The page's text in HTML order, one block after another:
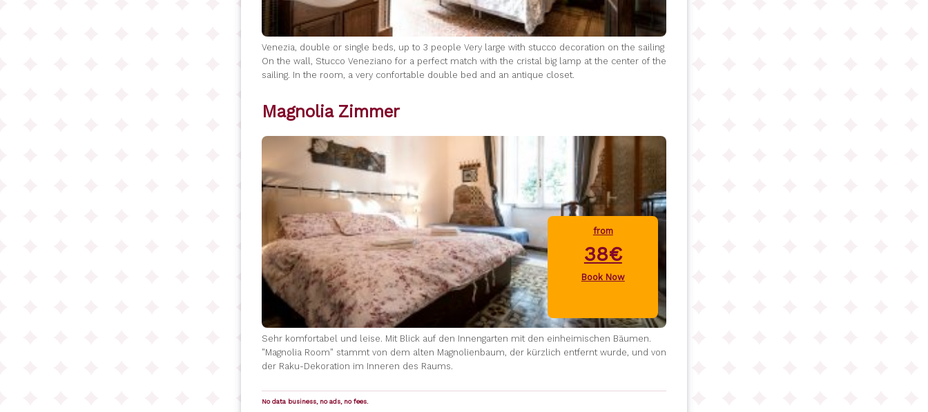
Venezia, double or single beds, up to 3 people Very large with stucco decoration on the sailing
On the wall, Stucco Veneziano for a perfect match with the cristal big lamp at the center of the
sailing. In the room, a very confortable double bed and an antique closet.
Magnolia Zimmer
from
38€
Book Now
Sehr komfortabel und leise. Mit Blick auf den Innengarten mit den einheimischen Bäumen.
"Magnolia Room" stammt von dem alten Magnolienbaum, der kürzlich entfernt wurde, und von
der Raku-Dekoration im Inneren des Raums.
No data business, no ads, no fees.